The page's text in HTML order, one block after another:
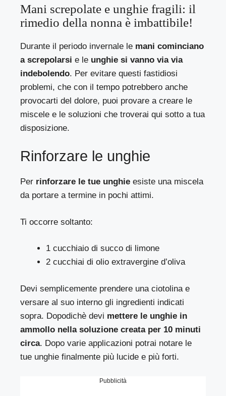
Mani screpolate e unghie fragili: il
rimedio della nonna è imbattibile!
Durante il periodo invernale le mani cominciano
a screpolarsi e le unghie si vanno via via
indebolendo. Per evitare questi fastidiosi
problemi, che con il tempo potrebbero anche
provocarti del dolore, puoi provare a creare le
miscele e le soluzioni che troverai qui sotto a tua
disposizione.
Rinforzare le unghie
Per rinforzare le tue unghie esiste una miscela
da portare a termine in pochi attimi.
Ti occorre soltanto:
1 cucchiaio di succo di limone
2 cucchiai di olio extravergine d’oliva
Devi semplicemente prendere una ciotolina e
versare al suo interno gli ingredienti indicati
sopra. Dopodichè devi mettere le unghie in
ammollo nella soluzione creata per 10 minuti
circa. Dopo varie applicazioni potrai notare le
tue unghie finalmente più lucide e più forti.
Pubblicità